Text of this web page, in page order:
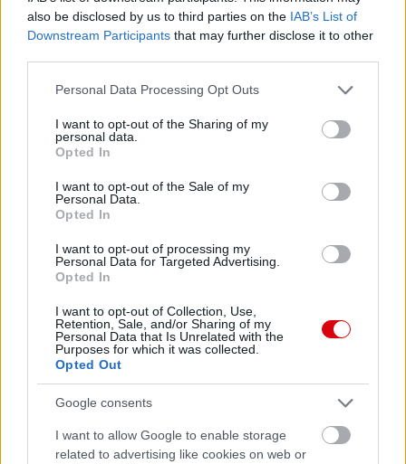
also be disclosed by us to third parties on the IAB’s List of
Downstream Participants that may further disclose it to other
Please note that this website/app uses one or more Google
not limited to your visit or usage behaviour. You may click to
grant or deny consent to Google and its third-party tags to
use your data for below specified purposes in below Google
consent section.
Personal Data Processing Opt Outs
I want to opt-out of the Sharing of my
personal data.
Opted In
I want to opt-out of the Sale of my
Personal Data.
Opted In
I want to opt-out of processing my
Personal Data for Targeted Advertising.
Opted In
I want to opt-out of Collection, Use,
Retention, Sale, and/or Sharing of my
Personal Data that Is Unrelated with the
Purposes for which it was collected.
Opted Out
Google consents
I want to allow Google to enable storage
related to advertising like cookies on web or
Felkészülési szezon 4. mérkőzés
Nya Ullevi, Göteborg
1 nap 23 óra 28 perc 34 másodperc
Leeds United vs
AC Milan Manchester United2026-08-15 18:00
ELŐZŐ MÉRKŐZÉSEK
Támogatás
Támogasd adományoddal
a ManUtdFanatics.hu működését!